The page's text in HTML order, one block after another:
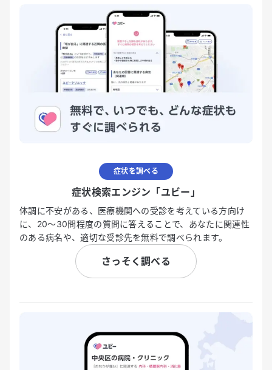
症状を調べる
症状検索エンジン「ユビー」
体調に不安がある、医療機関への受診を考えている方向け
に、20〜30問程度の質問に答えることで、あなたに関連性
のある病名や、適切な受診先を無料で調べられます。
さっそく調べる